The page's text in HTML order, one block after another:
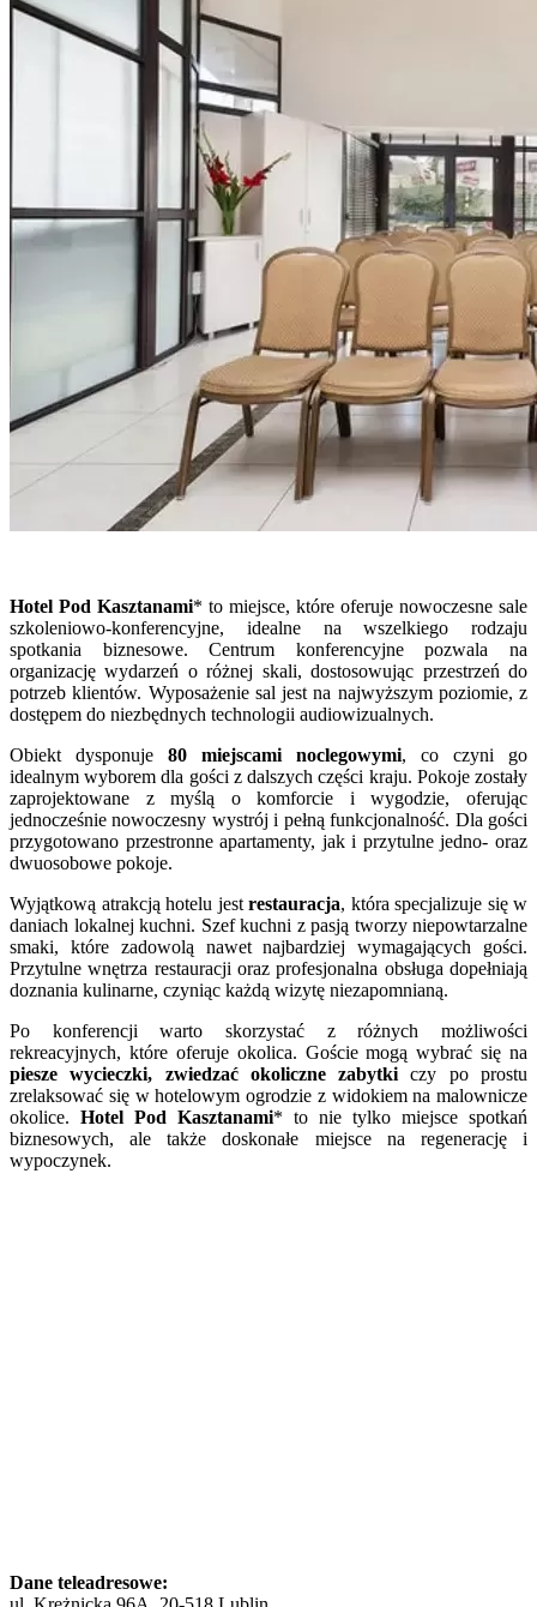
Hotel Pod Kasztanami* to miejsce, które oferuje nowoczesne sale
szkoleniowo-konferencyjne, idealne na wszelkiego rodzaju
spotkania biznesowe. Centrum konferencyjne pozwala na
organizację wydarzeń o różnej skali, dostosowując przestrzeń do
potrzeb klientów. Wyposażenie sal jest na najwyższym poziomie, z
dostępem do niezbędnych technologii audiowizualnych.
Obiekt dysponuje 80 miejscami noclegowymi, co czyni go
idealnym wyborem dla gości z dalszych części kraju. Pokoje zostały
zaprojektowane z myślą o komforcie i wygodzie, oferując
jednocześnie nowoczesny wystrój i pełną funkcjonalność. Dla gości
przygotowano przestronne apartamenty, jak i przytulne jedno- oraz
dwuosobowe pokoje.
Wyjątkową atrakcją hotelu jest restauracja, która specjalizuje się w
daniach lokalnej kuchni. Szef kuchni z pasją tworzy niepowtarzalne
smaki, które zadowolą nawet najbardziej wymagających gości.
Przytulne wnętrza restauracji oraz profesjonalna obsługa dopełniają
doznania kulinarne, czyniąc każdą wizytę niezapomnianą.
Po konferencji warto skorzystać z różnych możliwości
rekreacyjnych, które oferuje okolica. Goście mogą wybrać się na
piesze wycieczki, zwiedzać okoliczne zabytkiczy po prostu
zrelaksować się w hotelowym ogrodzie z widokiem na malownicze
okolice. Hotel Pod Kasztanami* to nie tylko miejsce spotkań
biznesowych, ale także doskonałe miejsce na regenerację i
wypoczynek.
Dane teleadresowe: